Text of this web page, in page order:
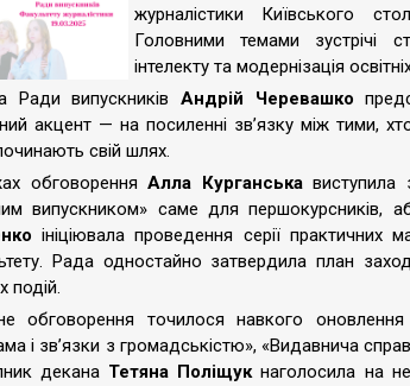
журналістики Київського
Головними темами зустрічі
інтелекту та модернізація
Ради випускників Андрій Черевашко
акцент — на посиленні зв’язку між тими,
свій шлях.
обговоренняАлла Курганськавиступила
випускником» саме для першокурсників,
ініціювала проведення серії практичних
Рада одностайно затвердила план
подій.
обговорення точилося навкого оновлення
і зв’язки з громадськістю», «Видавнича
декана Тетяна Поліщукнаголосила на